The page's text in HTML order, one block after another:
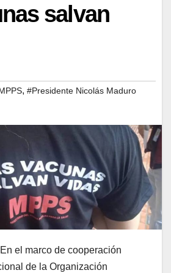
salvan
, #Presidente Nicolás Maduro
En el marco de cooperación
de la Organización